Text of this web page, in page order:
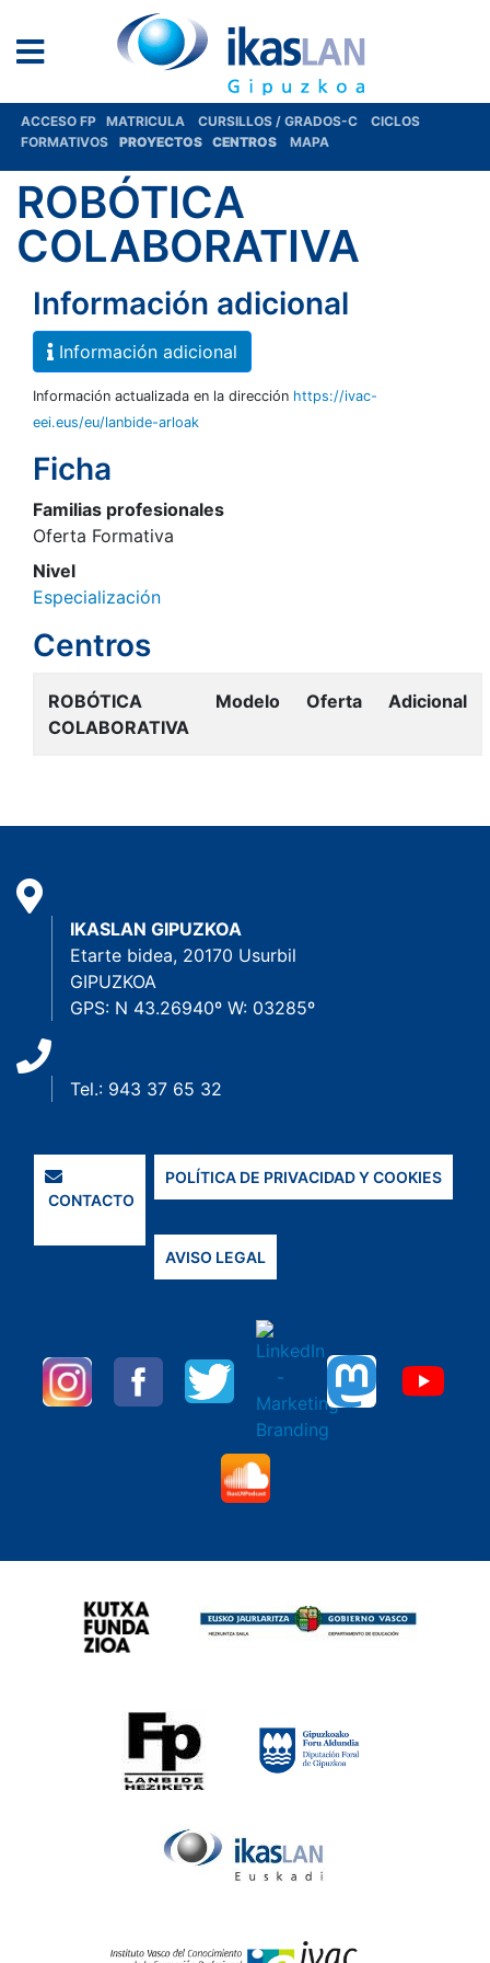
ACCESO FP MATRICULA CURSILLOS / GRADOS-C
CICLOS
FORMATIVOS
PROYECTOS CENTROS MAPA
ROBÓTICA
COLABORATIVA
Información adicional
Información adicional
Información actualizada en la dirección https://ivac-
eei.eus/eu/lanbide-arloak
Ficha
Familias profesionales
Oferta Formativa
Nivel
Especialización
Centros
ROBÓTICA
COLABORATIVA
Modelo Oferta Adicional
IKASLAN GIPUZKOA
Etarte bidea, 20170 Usurbil
GIPUZKOA
GPS: N 43.26940º W: 03285º
Tel.: 943 37 65 32
CONTACTO
POLÍTICA DE PRIVACIDAD Y COOKIES
AVISO LEGAL